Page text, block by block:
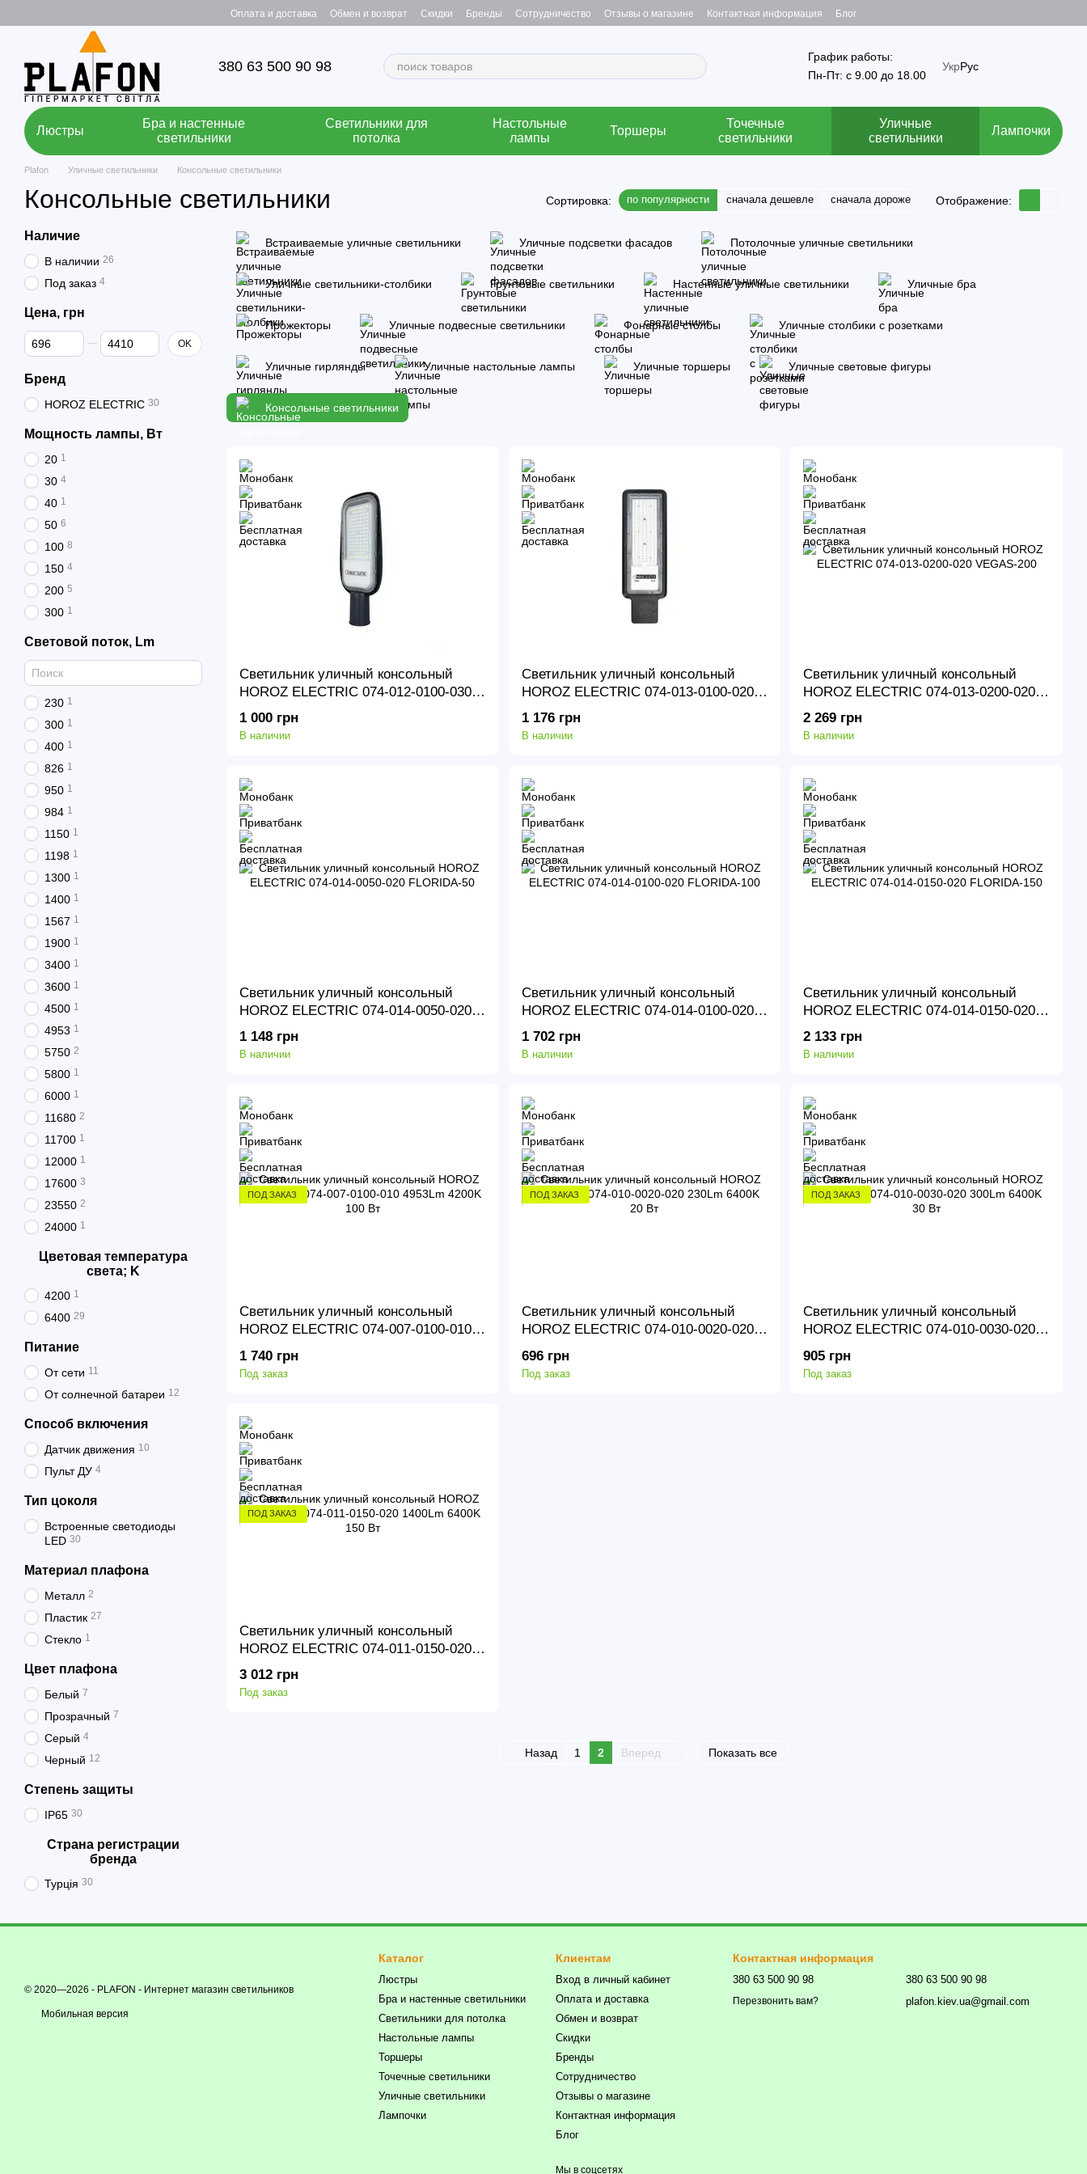
Оплата и доставка Обмен и возврат Скидки Бренды Сотрудничество Отзывы о магазине Контактная информация Блог
380 63 500 90 98
График работы:
Пн-Пт: с 9.00 до 18.00
УкрРус
Люстры
Бра и настенные
светильники
Светильники для
потолка
Настольные
лампы
Торшеры
Точечные
светильники
Уличные
светильники
Лампочки
Plafon Уличные светильники Консольные светильники
Консольные светильники Сортировка: по популярности сначала дешевле сначала дороже Отображение:
Встраиваемые уличные светильники Уличные подсветки фасадов Потолочные уличные светильники
Уличные светильники-столбики Грунтовые светильники Настенные уличные светильники Уличные бра
Прожекторы Уличные подвесные светильники Фонарные столбы Уличные столбики с розетками
Уличные гирлянды Уличные настольные лампы Уличные торшеры Уличные световые фигуры
Консольные светильники
Светильник уличный консольный
HOROZ ELECTRIC 074-012-0100-030
TEXAS-100
1 000 грн
В наличии
Светильник уличный консольный
HOROZ ELECTRIC 074-013-0100-020
VEGAS-100
1 176 грн
В наличии
Светильник уличный консольный
HOROZ ELECTRIC 074-013-0200-020
VEGAS-200
2 269 грн
В наличии
Светильник уличный консольный
HOROZ ELECTRIC 074-014-0050-020
FLORIDA-50
1 148 грн
В наличии
Светильник уличный консольный
HOROZ ELECTRIC 074-014-0100-020
FLORIDA-100
1 702 грн
В наличии
Светильник уличный консольный
HOROZ ELECTRIC 074-014-0150-020
FLORIDA-150
2 133 грн
В наличии
ПОД ЗАКАЗ
Светильник уличный консольный
HOROZ ELECTRIC 074-007-0100-010
4953Lm 4200K 100 Вт
1 740 грн
Под заказ
ПОД ЗАКАЗ
Светильник уличный консольный
HOROZ ELECTRIC 074-010-0020-020
230Lm 6400K 20 Вт
696 грн
Под заказ
ПОД ЗАКАЗ
Светильник уличный консольный
HOROZ ELECTRIC 074-010-0030-020
300Lm 6400K 30 Вт
905 грн
Под заказ
ПОД ЗАКАЗ
Светильник уличный консольный
HOROZ ELECTRIC 074-011-0150-020
1400Lm 6400K 150 Вт
3 012 грн
Под заказ
Назад 1 2 Вперед Показать все
Наличие
В наличии 26
Под заказ 4
Цена, грн
От Цена, грн
До Цена, грн OK
Бренд
HOROZ ELECTRIC 30
Мощность лампы, Вт
20 1
30 4
40 1
50 6
100 8
150 4
200 5
300 1
Световой поток, Lm
230 1
300 1
400 1
826 1
950 1
984 1
1150 1
1198 1
1300 1
1400 1
1567 1
1900 1
3400 1
3600 1
4500 1
4953 1
5750 2
5800 1
6000 1
11680 2
11700 1
12000 1
17600 3
23550 2
24000 1
Цветовая температура
света; K
4200 1
6400 29
Питание
От сети 11
От солнечной батареи 12
Способ включения
Датчик движения 10
Пульт ДУ 4
Тип цоколя
Встроенные светодиоды
LED 30
Материал плафона
Металл 2
Пластик 27
Стекло 1
Цвет плафона
Белый 7
Прозрачный 7
Серый 4
Черный 12
Cтепень защиты
IP65 30
Страна регистрации
бренда
Турція 30
© 2020—2026 - PLAFON - Интернет магазин светильников
Мобильная версия
Каталог
Люстры
Бра и настенные светильники
Светильники для потолка
Настольные лампы
Торшеры
Точечные светильники
Уличные светильники
Лампочки
Клиентам
Вход в личный кабинет
Оплата и доставка
Обмен и возврат
Скидки
Бренды
Сотрудничество
Отзывы о магазине
Контактная информация
Блог
Мы в соцсетях
Контактная информация
380 63 500 90 98
Перезвонить вам?
380 63 500 90 98
plafon.kiev.ua@gmail.com